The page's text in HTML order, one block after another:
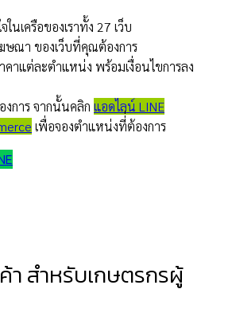
นเครือของเราทั้ง 27 เว็บ
ษณา ของเว็บที่คุณต้องการ
คาแต่ละตำแหน่ง พร้อมเงื่อนไขการลง
การ จากนั้นคลิก แอดไลน์ LINE
เพื่อจองตำแหน่งที่่ต้องการ
า สำหรับเกษตรกรผู้